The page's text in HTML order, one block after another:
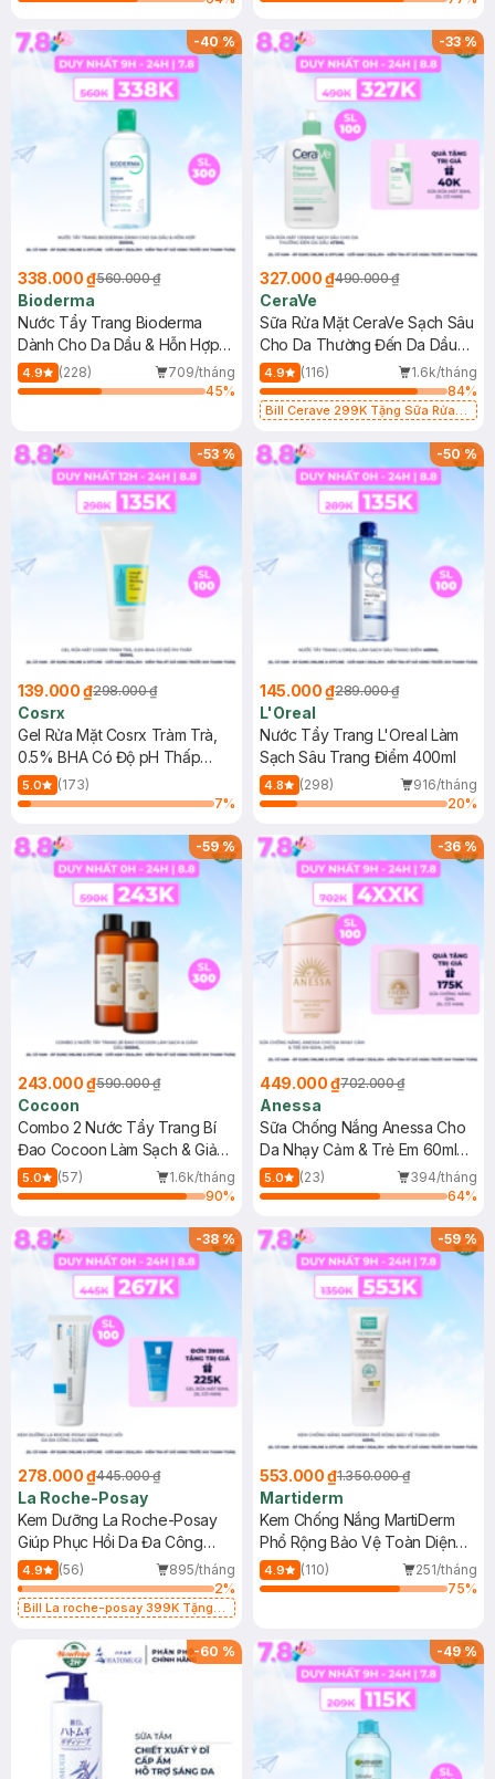
-40%
338.000 ₫560.000 ₫
Bioderma
Nước Tẩy Trang Bioderma
Dành Cho Da Dầu & Hỗn Hợp
500ml
4.9 (228)
709/tháng
45%
-33%
327.000 ₫490.000 ₫
CeraVe
Sữa Rửa Mặt CeraVe Sạch Sâu
Cho Da Thường Đến Da Dầu
473ml
4.9 (116)
1.6k/tháng
84%
Bill Cerave 299K Tặng Sữa Rửa
-53%
139.000 ₫298.000 ₫
Cosrx
Gel Rửa Mặt Cosrx Tràm Trà,
0.5% BHA Có Độ pH Thấp
150ml
5.0
(173)
7%
-50%
145.000 ₫289.000 ₫
L'Oreal
Nước Tẩy Trang L'Oreal Làm
Sạch Sâu Trang Điểm 400ml
4.8 (298)
916/tháng
20%
-59%
243.000 ₫590.000 ₫
Cocoon
Combo 2 Nước Tẩy Trang Bí
Đao Cocoon Làm Sạch & Giảm
Dầu 500ml
5.0 (57)
1.6k/tháng
90%
-36%
449.000 ₫702.000 ₫
Anessa
Sữa Chống Nắng Anessa Cho
Da Nhạy Cảm & Trẻ Em 60ml
(Mới)
5.0 (23)
394/tháng
64%
-38%
278.000 ₫445.000 ₫
La Roche-Posay
Kem Dưỡng La Roche-Posay
Giúp Phục Hồi Da Đa Công
Dụng 40ml
4.9 (56)
895/tháng
2%
Bill La roche-posay 399K Tặng
(SL có hạn)
-59%
553.000 ₫1.350.000 ₫
Martiderm
Kem Chống Nắng MartiDerm
Phổ Rộng Bảo Vệ Toàn Diện
40ml
4.9 (110)
251/tháng
75%
-60 % -49%